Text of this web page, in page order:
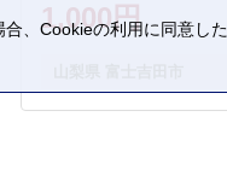
1,000円
、Cookieの利用に同意し